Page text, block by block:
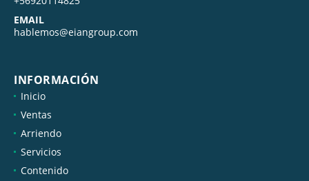
EMAIL
hablemos@eiangroup.com
INFORMACIÓN
Inicio
Ventas
Arriendo
Servicios
Contenido